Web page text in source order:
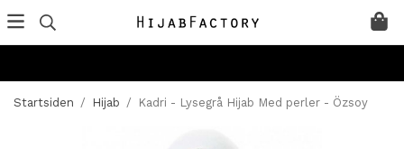
Startsiden / Hijab / Kadri - Lysegrå Hijab Med perler - Özsoy